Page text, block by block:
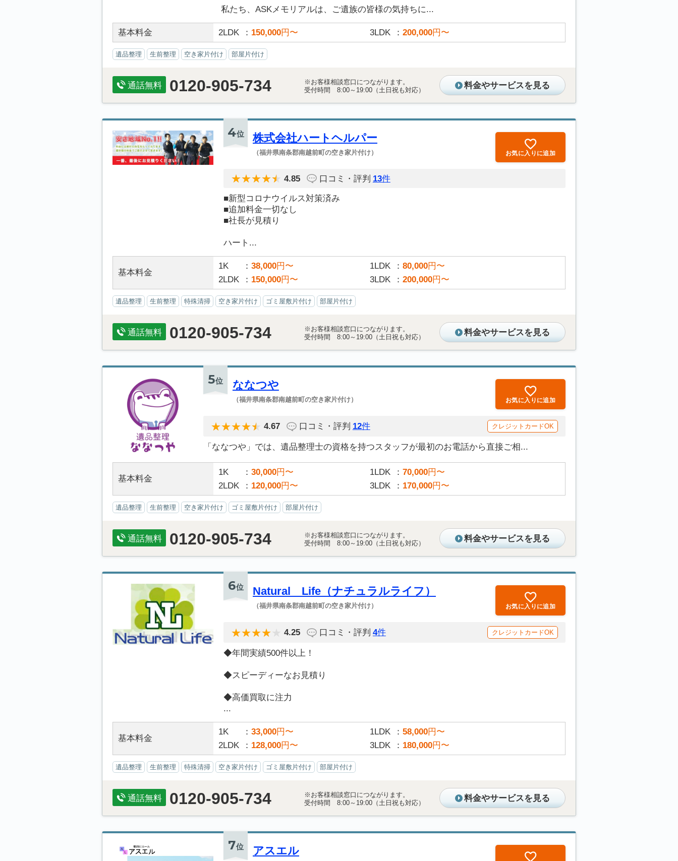
私たち、ASKメモリアルは、ご遺族の皆様の気持ちに...
基本料金 2LDK 150,000円〜 3LDK 200,000円〜
遺品整理 生前整理 空き家片付け 部屋片付け
通話無料 0120-905-734
※お客様相談窓口につながります。
受付時間 8:00～19:00（土日祝も対応）
料金やサービスを見る
4位 株式会社ハートヘルパー
（福井県南条郡南越前町の空き家片付け） お気に入りに追加
4.85 口コミ・評判 13件
■新型コロナウイルス対策済み
■追加料金一切なし
■社長が見積り
ハート...
基本料金
1K 38,000円〜 1LDK 80,000円〜
2LDK
150,000円〜 3LDK 200,000円〜
遺品整理 生前整理 特殊清掃 空き家片付け ゴミ屋敷片付け 部屋片付け
通話無料 0120-905-734
※お客様相談窓口につながります。
受付時間 8:00～19:00（土日祝も対応）
料金やサービスを見る
5位 ななつや
（福井県南条郡南越前町の空き家片付け） お気に入りに追加
4.67 口コミ・評判 12件 クレジットカードOK
「ななつや」では、遺品整理士の資格を持つスタッフが最初のお電話から直接ご相...
基本料金
1K 30,000円〜 1LDK 70,000円〜
2LDK
120,000円〜 3LDK 170,000円〜
遺品整理 生前整理 空き家片付け ゴミ屋敷片付け 部屋片付け
通話無料 0120-905-734
※お客様相談窓口につながります。
受付時間 8:00～19:00（土日祝も対応）
料金やサービスを見る
6位 Natural Life（ナチュラルライフ）
（福井県南条郡南越前町の空き家片付け） お気に入りに追加
4.25 口コミ・評判 4件 クレジットカードOK
◆年間実績500件以上！
◆スピーディーなお見積り
◆高価買取に注力
...
基本料金
1K 33,000円〜 1LDK 58,000円〜
2LDK
128,000円〜 3LDK 180,000円〜
遺品整理 生前整理 特殊清掃 空き家片付け ゴミ屋敷片付け 部屋片付け
通話無料 0120-905-734
※お客様相談窓口につながります。
受付時間 8:00～19:00（土日祝も対応）
料金やサービスを見る
7位 アスエル